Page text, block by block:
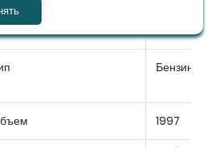
Бензиновый
1997